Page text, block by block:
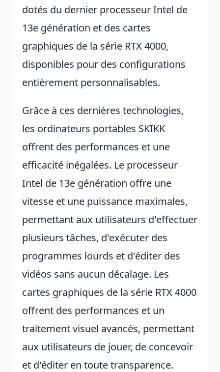
dotés du dernier processeur Intel de
13e génération et des cartes
graphiques de la série RTX 4000,
disponibles pour des configurations
entièrement personnalisables.
Grâce à ces dernières technologies,
les ordinateurs portables SKIKK
offrent des performances et une
efficacité inégalées. Le processeur
Intel de 13e génération offre une
vitesse et une puissance maximales,
permettant aux utilisateurs d'effectuer
plusieurs tâches, d'exécuter des
programmes lourds et d'éditer des
vidéos sans aucun décalage. Les
cartes graphiques de la série RTX 4000
offrent des performances et un
traitement visuel avancés, permettant
aux utilisateurs de jouer, de concevoir
et d'éditer en toute transparence.